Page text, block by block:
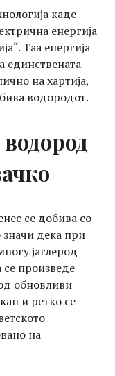
каде
енергија
Таа енергија
единствената
на хартија,
водородот.
се добива со
дека при
јаглерод
произведе
обновливи
и ретко се
на